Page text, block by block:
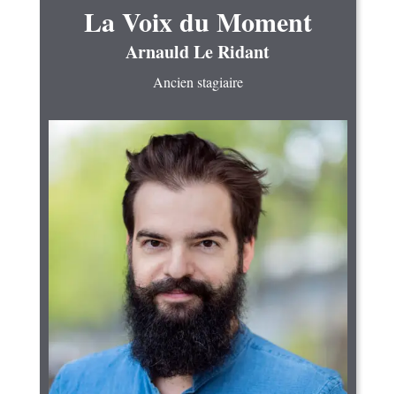
La Voix du Moment
Arnauld Le Ridant
Ancien stagiaire